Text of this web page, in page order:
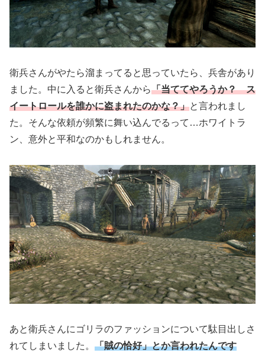
衛兵さんがやたら溜まってると思っていたら、兵舎があり
ました。中に入ると衛兵さんから「当ててやろうか？ ス
イートロールを誰かに盗まれたのかな？」と言われまし
た。そんな依頼が頻繁に舞い込んでるって…ホワイトラ
ン、意外と平和なのかもしれません。
あと衛兵さんにゴリラのファッションについて駄目出しさ
れてしまいました。 「賊の恰好」とか言われたんです